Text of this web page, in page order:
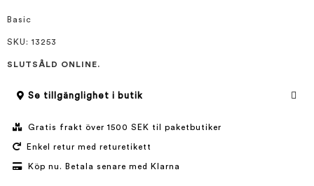
Basic
SKU : 13253
SLUTSÅLD ONLINE.
Se tillgänglighet i butik
Gratis frakt över 1500 SEK til paketbutiker
Enkel retur med returetikett
Köp nu. Betala senare med Klarna